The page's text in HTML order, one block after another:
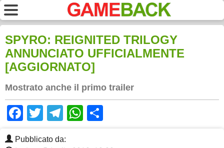
SPYRO: REIGNITED TRILOGY
ANNUNCIATO UFFICIALMENTE
[AGGIORNATO]
Mostrato anche il primo trailer
Facebook
TwitterTelegram
WhatsApp
Pubblicato da: